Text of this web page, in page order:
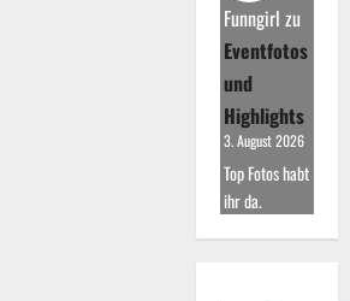
Funngirl zu
Eventfotos
und
Highlights
3. August 2026
Top Fotos habt
ihr da.